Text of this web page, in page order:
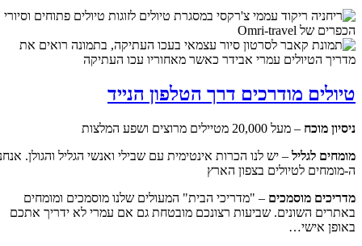
טיולים מודרכים דרך הטלפון הנייד
ניסיון מוכח– מעל 20,000 מטיילים מרוצים ושפע המלצות
מומחים לגליל– יש לנו הכרות אינטימית עם שבילי ואנשי הגליל והגולן. אנחנו
ה-מומחים לטיולים בצפון הארץ
מדריכים מוסמכים– "מדריכי הבית" המעולים שלנו מוסמכים ומומחים
באתרים השונים. שביעות רצונכם מובטחת גם אם עמרי לא ידריך אתכם
באופן אישי…